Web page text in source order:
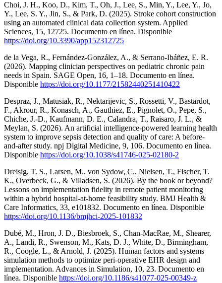
Choi, J. H., Koo, D., Kim, T., Oh, J., Lee, S., Min, Y., Lee, Y., Jo,
Y., Lee, S. Y., Jin, S., & Park, D. (2025). Stroke cohort construction
using an automated clinical data collection system. Applied
Sciences, 15, 12725. Documento en línea. Disponible
https://doi.org/10.3390/app152312725
de la Vega, R., Fernández-González, A., & Serrano-Ibáñez, E. R.
(2026). Mapping clinician perspectives on pediatric chronic pain
needs in Spain. SAGE Open, 16, 1–18. Documento en línea.
Disponible https://doi.org/10.1177/21582440251410422
Despraz, J., Matusiak, R., Nektarijevic, S., Rossetti, V., Bastardot,
F., Akrour, R., Konasch, A., Gauthiez, E., Pignolet, O., Pepe, S.,
Chiche, J.-D., Kaufmann, D. E., Calandra, T., Raisaro, J. L., &
Meylan, S. (2026). An artificial intelligence-powered learning health
system to improve sepsis detection and quality of care: A before-
and-after study. npj Digital Medicine, 9, 106. Documento en línea.
Disponible https://doi.org/10.1038/s41746-025-02180-2
Dreisig, T. S., Larsen, M., von Sydow, C., Nielsen, T., Fischer, T.
K., Overbeck, G., & Villadsen, S. (2026). By the book or beyond?
Lessons on implementation fidelity in remote patient monitoring
within a hybrid hospital-at-home feasibility study. BMJ Health &
Care Informatics, 33, e101832. Documento en línea. Disponible
https://doi.org/10.1136/bmjhci-2025-101832
Dubé, M., Hron, J. D., Biesbroek, S., Chan-MacRae, M., Shearer,
A., Landi, R., Swenson, M., Kats, D. J., White, D., Birmingham,
R., Coogle, L., & Arnold, J. (2025). Human factors and systems
simulation methods to optimize peri-operative EHR design and
implementation. Advances in Simulation, 10, 23. Documento en
línea. Disponible https://doi.org/10.1186/s41077-025-00349-z